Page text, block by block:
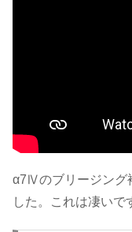
α7Ⅳのブリージング
した。これは凄いで